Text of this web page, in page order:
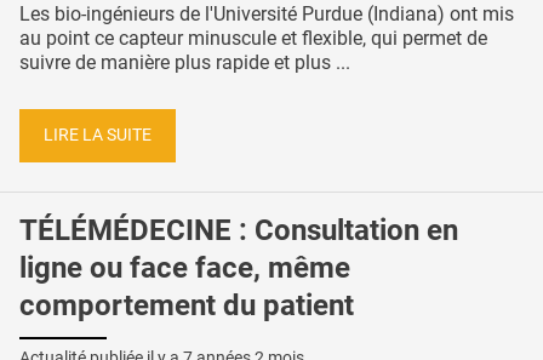
Les bio-ingénieurs de l'Université Purdue (Indiana) ont mis
au point ce capteur minuscule et flexible, qui permet de
suivre de manière plus rapide et plus ...
LIRE LA SUITE
TÉLÉMÉDECINE : Consultation en
ligne ou face face, même
comportement du patient